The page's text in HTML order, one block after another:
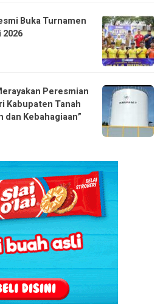
Buka Turnamen
Peresmian
Kabupaten Tanah
dan Kebahagiaan”